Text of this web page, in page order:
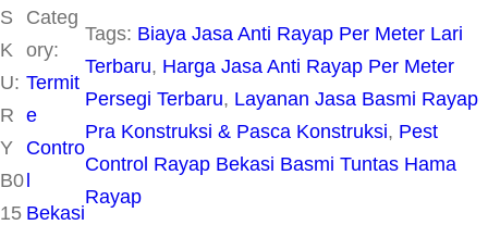
S
K
U:
R
Y
B0
15
Categ
ory:
Termit
e
Contro
l
Bekasi
Tags: Biaya Jasa Anti Rayap Per Meter Lari
Terbaru, Harga Jasa Anti Rayap Per Meter
Persegi Terbaru, Layanan Jasa Basmi Rayap
Pra Konstruksi & Pasca Konstruksi, Pest
Control Rayap Bekasi Basmi Tuntas Hama
Rayap